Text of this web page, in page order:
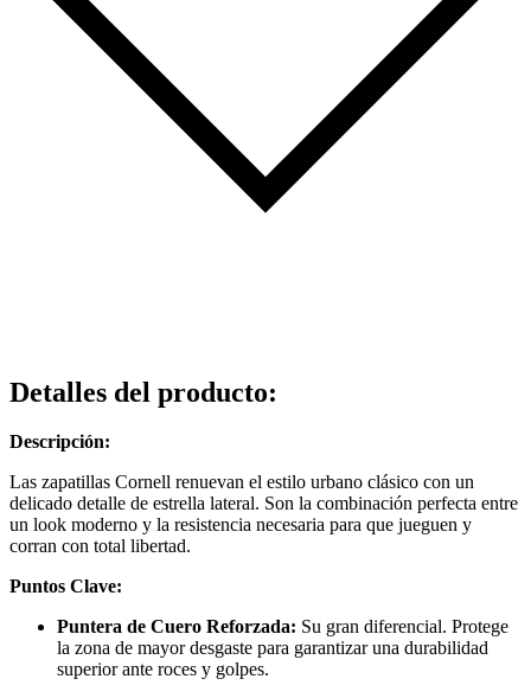
Detalles del producto:
Descripción:
Las zapatillas Cornell renuevan el estilo urbano clásico con un
delicado detalle de estrella lateral. Son la combinación perfecta entre
un look moderno y la resistencia necesaria para que jueguen y
corran con total libertad.
Puntos Clave:
Puntera de Cuero Reforzada: Su gran diferencial. Protege
la zona de mayor desgaste para garantizar una durabilidad
superior ante roces y golpes.